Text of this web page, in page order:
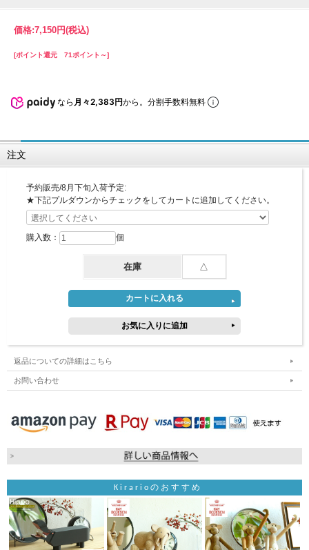
価格:7,150円(税込)
[ポイント還元 71ポイント～]
なら 月々2,383円から。分割手数料無料
注文
予約販売/8月下旬入荷予定:
★下記プルダウンからチェックをしてカートに追加してください。
購入数： 個
在庫 △
返品についての詳細はこちら
お問い合わせ
Kirarioのおすすめ